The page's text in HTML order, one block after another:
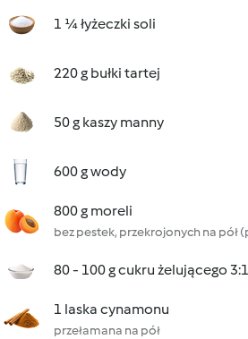
1 ¼ łyżeczki soli
220 g bułki tartej
50 g kaszy manny
600 g wody
800 g moreli
bez pestek, przekrojonych na pół
80 - 100 g cukru żelującego 3:1
1 laska cynamonu
przełamana na pół